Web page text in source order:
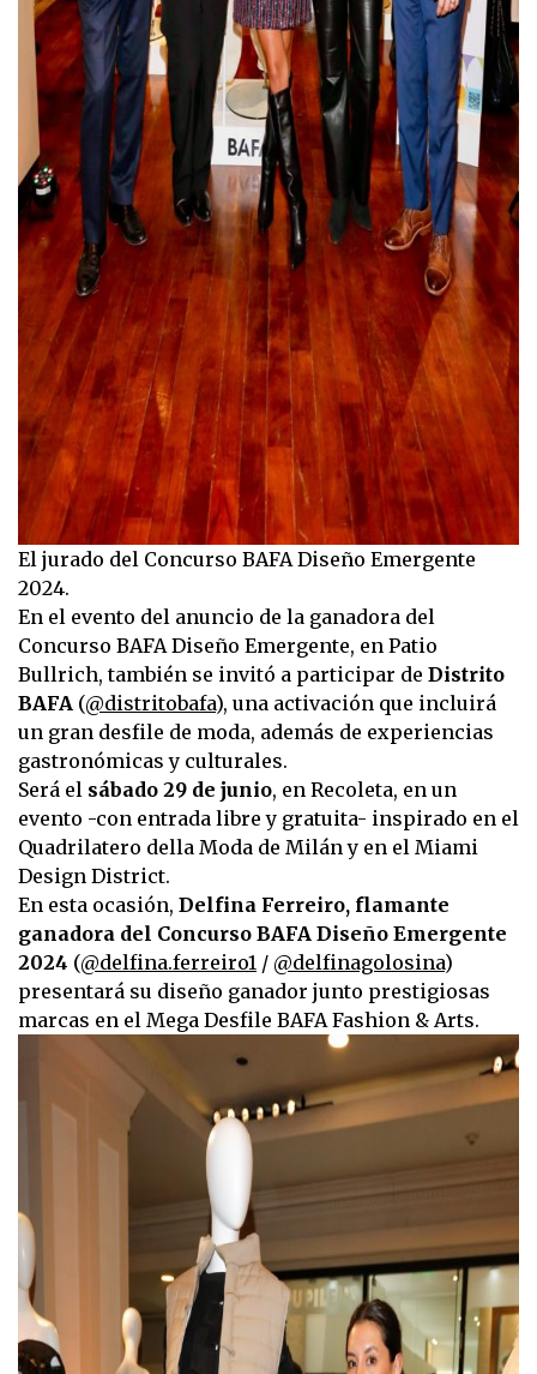
El jurado del Concurso BAFA Diseño Emergente
2024.
En el evento del anuncio de la ganadora del
Concurso BAFA Diseño Emergente, en Patio
Bullrich, también se invitó a participar de Distrito
BAFA (@distritobafa), una activación que incluirá
un gran desfile de moda, además de experiencias
gastronómicas y culturales.
Será el sábado 29 de junio, en Recoleta, en un
evento -con entrada libre y gratuita- inspirado en el
Quadrilatero della Moda de Milán y en el Miami
Design District.
En esta ocasión, Delfina Ferreiro, flamante
ganadora del Concurso BAFA Diseño Emergente
2024 (@delfina.ferreiro1 / @delfinagolosina)
presentará su diseño ganador junto prestigiosas
marcas en el Mega Desfile BAFA Fashion & Arts.